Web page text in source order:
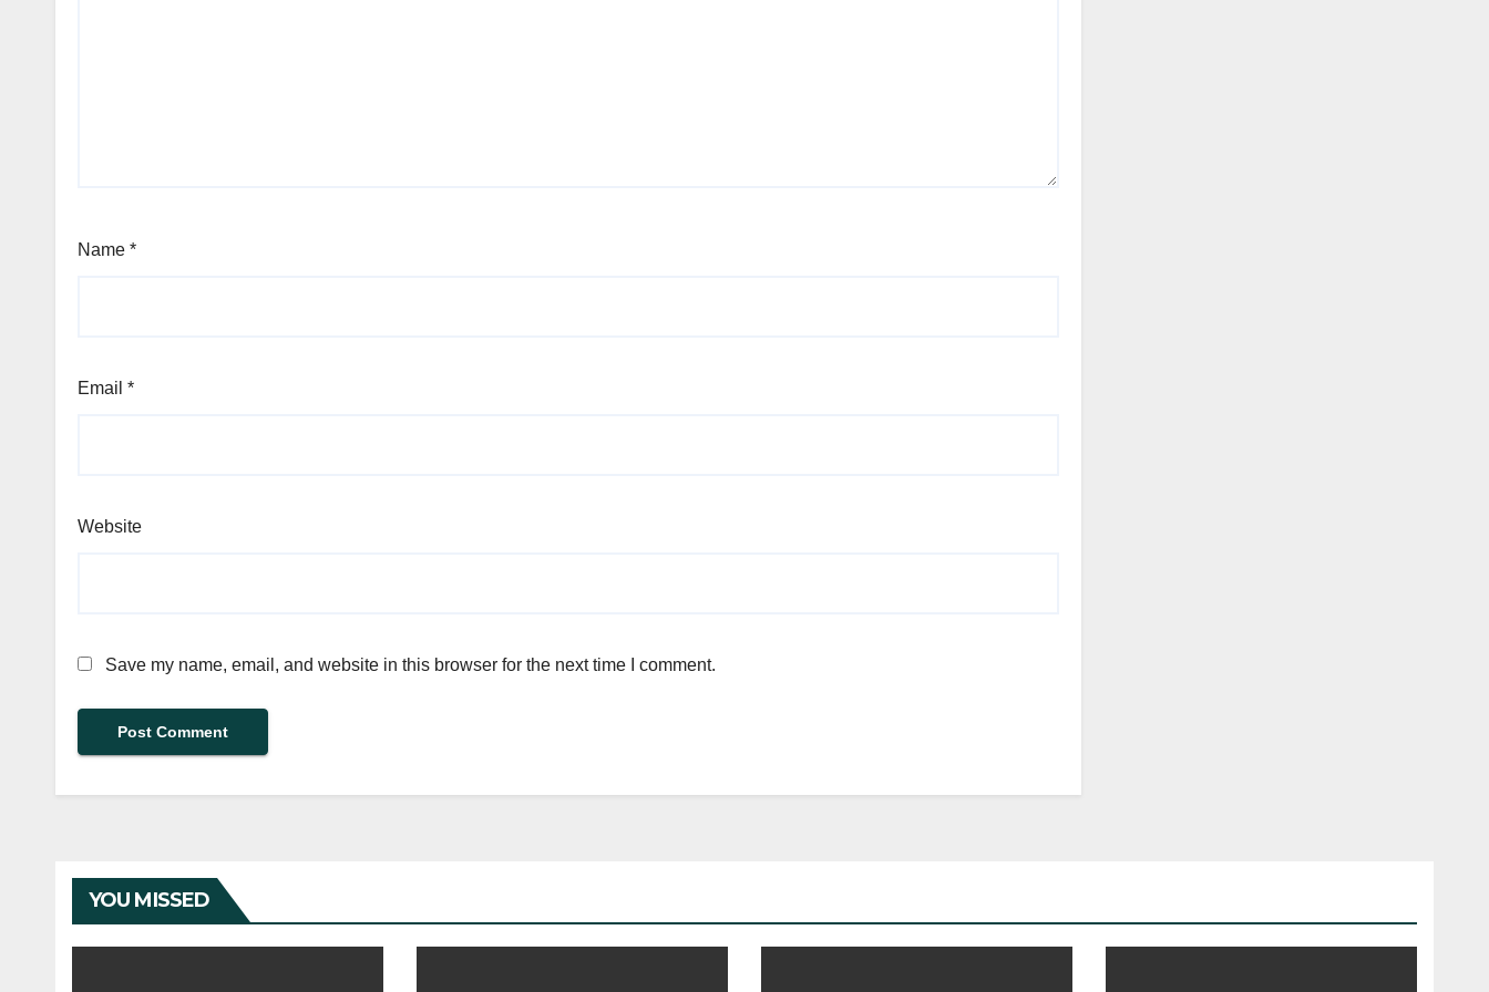
Name *
Email *
Website
Save my name, email, and website in this browser for the next time I comment.
YOU MISSED